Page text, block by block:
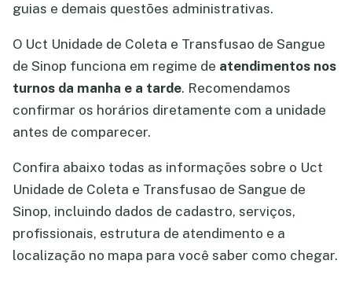
guias e demais questões administrativas.
O Uct Unidade de Coleta e Transfusao de Sangue
de Sinop funciona em regime de atendimentos nos
turnos da manha e a tarde. Recomendamos
confirmar os horários diretamente com a unidade
antes de comparecer.
Confira abaixo todas as informações sobre o Uct
Unidade de Coleta e Transfusao de Sangue de
Sinop, incluindo dados de cadastro, serviços,
profissionais, estrutura de atendimento e a
localização no mapa para você saber como chegar.